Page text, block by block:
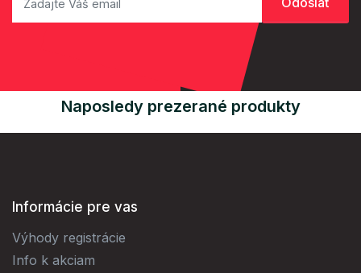
Naposledy prezerané produkty
Informácie pre vas
Výhody registrácie
Info k akciam